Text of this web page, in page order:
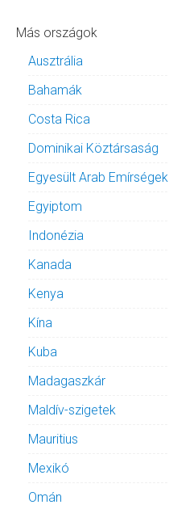
Más országok
Ausztrália
Bahamák
Costa Rica
Dominikai Köztársaság
Egyesült Arab Emírségek
Egyiptom
Indonézia
Kanada
Kenya
Kína
Kuba
Madagaszkár
Maldív-szigetek
Mauritius
Mexikó
Omán